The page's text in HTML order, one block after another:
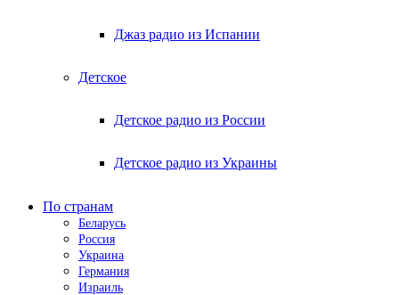
Джаз радио из Испании
Детское
Детское радио из России
Детское радио из Украины
По странам
Беларусь
Россия
Украина
Германия
Израиль